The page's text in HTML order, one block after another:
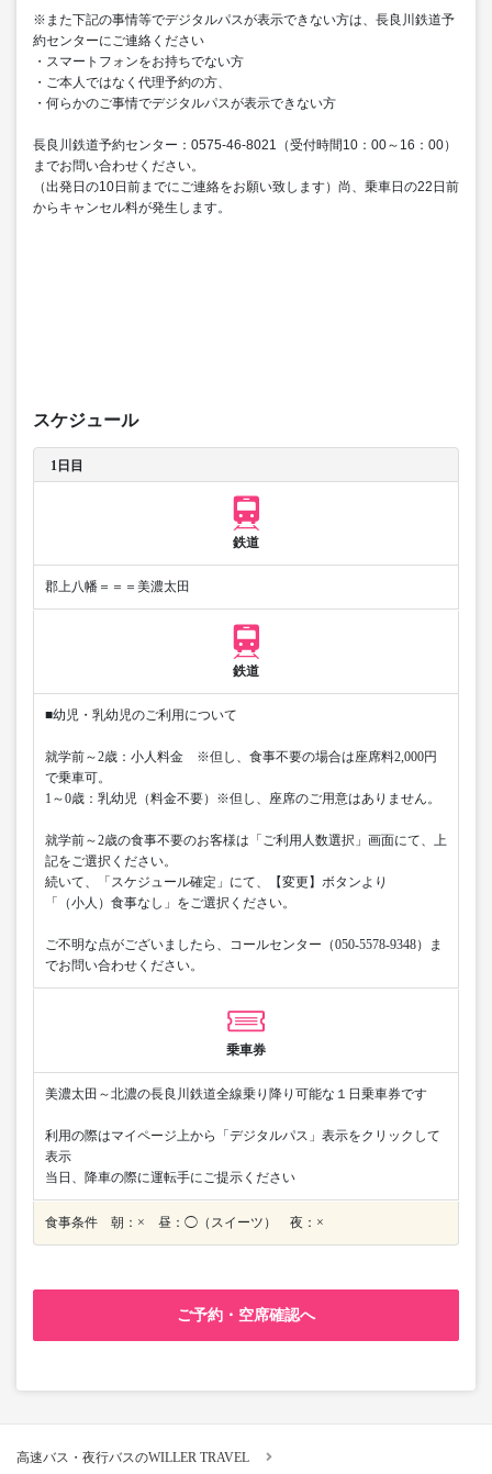
※また下記の事情等でデジタルパスが表示できない方は、長良川鉄道予
約センターにご連絡ください
・スマートフォンをお持ちでない方
・ご本人ではなく代理予約の方、
・何らかのご事情でデジタルパスが表示できない方
長良川鉄道予約センター：0575-46-8021（受付時間10：00～16：00）
までお問い合わせください。
（出発日の10日前までにご連絡をお願い致します）尚、乗車日の22日前
からキャンセル料が発生します。
スケジュール
1日目
鉄道
郡上八幡＝＝＝美濃太田
鉄道
■幼児・乳幼児のご利用について
就学前～2歳：小人料金 ※但し、食事不要の場合は座席料2,000円
で乗車可。
1～0歳：乳幼児（料金不要）※但し、座席のご用意はありません。
就学前～2歳の食事不要のお客様は「ご利用人数選択」画面にて、上
記をご選択ください。
続いて、「スケジュール確定」にて、【変更】ボタンより
「（小人）食事なし」をご選択ください。
ご不明な点がございましたら、コールセンター（050-5578-9348）ま
でお問い合わせください。
乗車券
美濃太田～北濃の長良川鉄道全線乗り降り可能な１日乗車券です
利用の際はマイページ上から「デジタルパス」表示をクリックして
表示
当日、降車の際に運転手にご提示ください
食事条件 朝：× 昼：◯（スイーツ） 夜：×
ご予約・空席確認へ
高速バス・夜行バスのWILLER TRAVEL